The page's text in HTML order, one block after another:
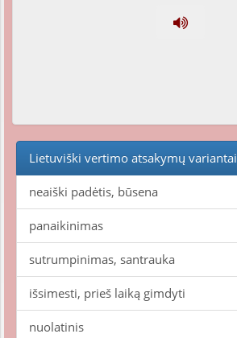
Lietuviški vertimo atsakymų variantai
neaiški padėtis, būsena
panaikinimas
sutrumpinimas, santrauka
išsimesti, prieš laiką gimdyti
nuolatinis